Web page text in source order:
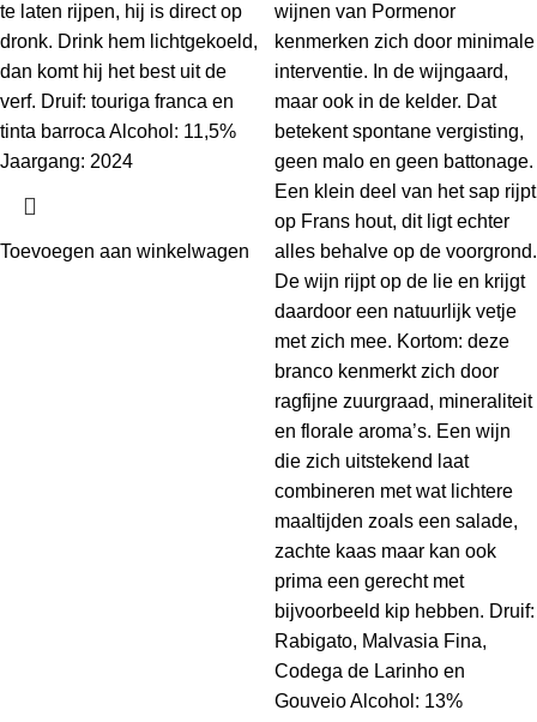
te laten rijpen, hij is direct op
dronk. Drink hem lichtgekoeld,
dan komt hij het best uit de
verf. Druif: touriga franca en
tinta barroca Alcohol: 11,5%
Jaargang: 2024
Toevoegen aan winkelwagen
wijnen van Pormenor
kenmerken zich door minimale
interventie. In de wijngaard,
maar ook in de kelder. Dat
betekent spontane vergisting,
geen malo en geen battonage.
Een klein deel van het sap rijpt
op Frans hout, dit ligt echter
alles behalve op de voorgrond.
De wijn rijpt op de lie en krijgt
daardoor een natuurlijk vetje
met zich mee. Kortom: deze
branco kenmerkt zich door
ragfijne zuurgraad, mineraliteit
en florale aroma’s. Een wijn
die zich uitstekend laat
combineren met wat lichtere
maaltijden zoals een salade,
zachte kaas maar kan ook
prima een gerecht met
bijvoorbeeld kip hebben. Druif:
Rabigato, Malvasia Fina,
Codega de Larinho en
Gouveio Alcohol: 13%